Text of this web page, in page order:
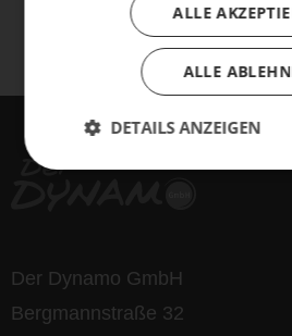
life is too short -
bikes
Der Dynamo GmbH
Bergmannstraße 32
ALLE
ALLE
DETAILS ANZEIGEN